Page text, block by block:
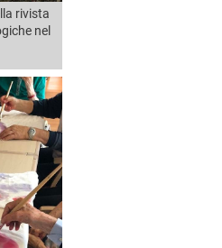
rivista
nel